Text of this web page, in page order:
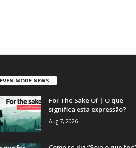
EVEN MORE NEWS
For The Sake Of | O que
significa esta expressão?
Aug 7, 2026